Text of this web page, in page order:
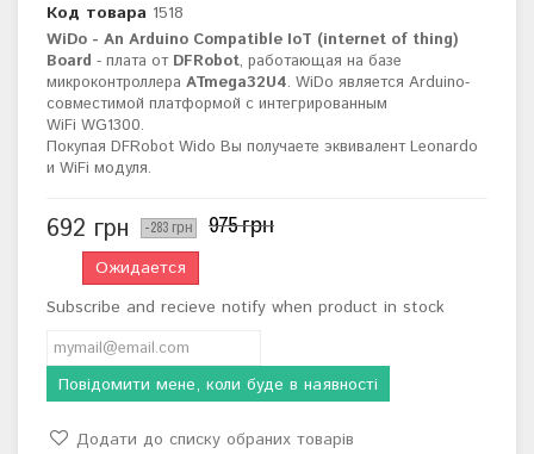
Код товара 1518
WiDo - An Arduino Compatible IoT (internet of thing)
Board - плата от DFRobot, работающая на базе
микроконтроллера ATmega32U4. WiDo является Arduino-
совместимой платформой с интегрированным
WiFi WG1300.
Покупая DFRobot Wido Вы получаете эквивалент Leonardo
и WiFi модуля.
692 грн -283 грн 975 грн
Ожидается
Subscribe and recieve notify when product in stock
Повідомити мене, коли буде в наявності
Додати до списку обраних товарів